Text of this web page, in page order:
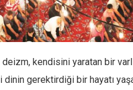
kendisini yaratan bir
dinin gerektirdiği bir hayatı